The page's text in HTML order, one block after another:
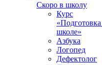
Скоро в школу
Курс
школе»
Азбука
Логопед
Дефектолог